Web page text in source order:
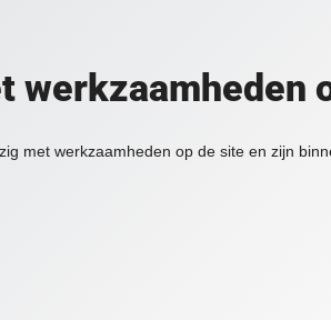
werkzaamheden
met werkzaamheden op de site en zijn